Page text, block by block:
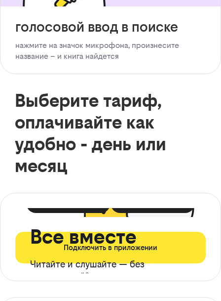
голосовой ввод в поиске
нажмите на значок микрофона, произнесите
название – и книга найдется
Выберите тариф,
оплачивайте как
удобно - день или
месяц
Все вместе
Читайте и слушайте — без
ограничений*
Подключить в приложении